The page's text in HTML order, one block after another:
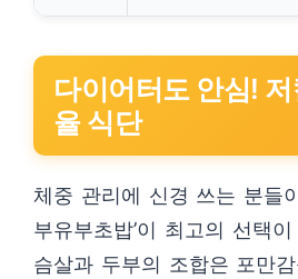
다이어터도 안심!
율 식단
체중 관리에 신경 쓰는 분들
부유부초밥’이 최고의 선택
슴살과 두부의 조합은 포만